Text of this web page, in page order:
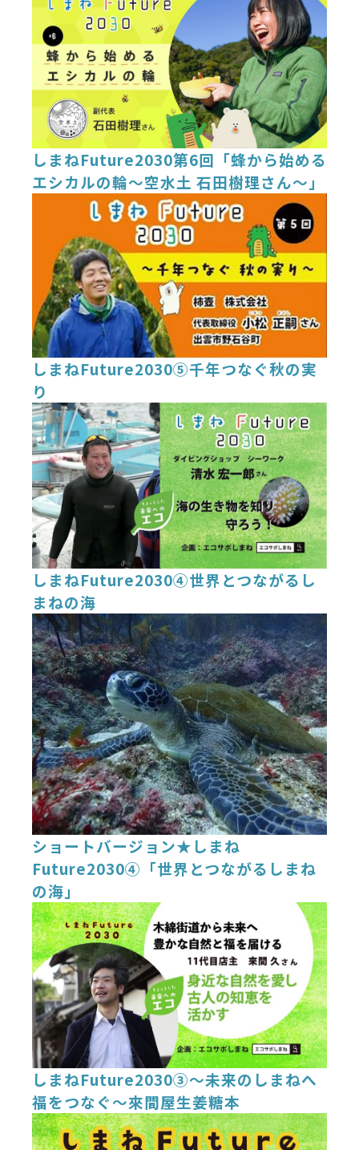
しまねFuture2030第6回「蜂から始める
エシカルの輪～空水土 石田樹理さん～」
しまねFuture2030⑤千年つなぐ秋の実
り
しまねFuture2030④世界とつながるし
まねの海
ショートバージョン★しまね
Future2030④「世界とつながるしまね
の海」
しまねFuture2030③～未来のしまねへ
福をつなぐ～來間屋生姜糖本